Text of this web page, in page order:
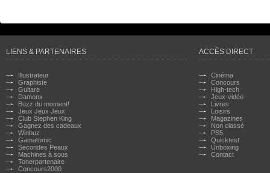
LIENS & PARTENAIRES
Illustrateur
Graphiste
Guitare
Damonx
Buzz du moment!
Jeux Jeux Jeux
Club Stephen King
Gagnez des cadeaux
Winbuz
Gamatomic
Secondes Peaux
Machines à sous
Tonerpartenaire
Concours2000
ACCÈS DIRECT
Cinéma
Concours
High-tech
Jeux-vidéo
Livres
Loisirs
Magazines
Non classé
PS5
Quicktest
Unboxing
Contact